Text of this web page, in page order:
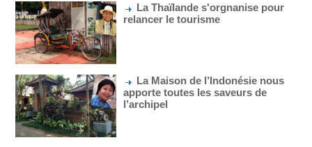
La Thaïlande s'orgnanise pour
relancer le tourisme
La Maison de l’Indonésie nous
apporte toutes les saveurs de
l’archipel